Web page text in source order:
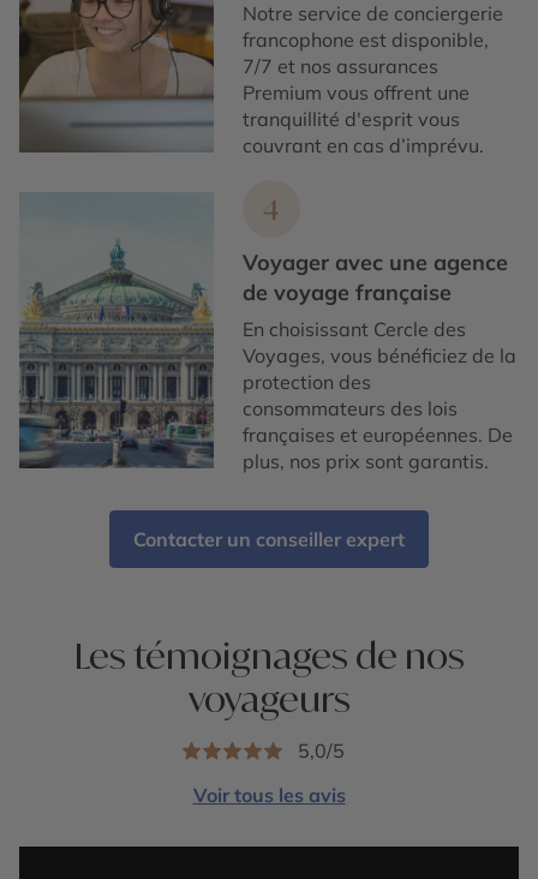
Notre service de conciergerie
francophone est disponible,
7/7 et nos assurances
Premium vous offrent une
tranquillité d'esprit vous
couvrant en cas d’imprévu.
4
Voyager avec une agence
de voyage française
En choisissant Cercle des
Voyages, vous bénéficiez de la
protection des
consommateurs des lois
françaises et européennes. De
plus, nos prix sont garantis.
Contacter un conseiller expert
Les témoignages de nos
voyageurs
5,0/5
Voir tous les avis